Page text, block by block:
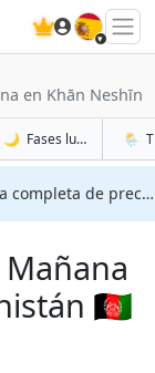
🇪🇸
en Khān Neshīn
en
🌙 Fases lunares en
🌦️
de precisión!
🇦🇫